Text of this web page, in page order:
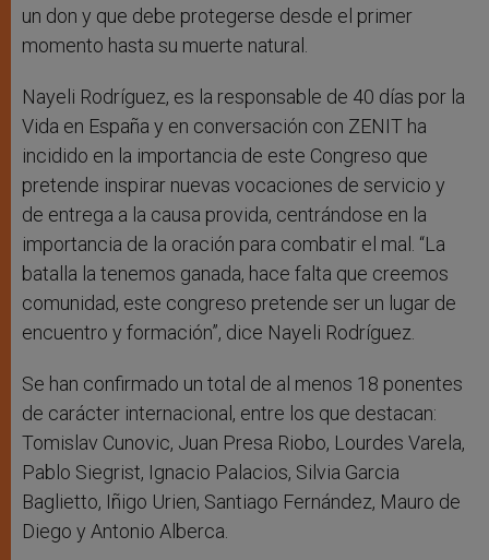
un don y que debe protegerse desde el primer
momento hasta su muerte natural.
Nayeli Rodríguez, es la responsable de 40 días por la
Vida en España y en conversación con ZENIT ha
incidido en la importancia de este Congreso que
pretende inspirar nuevas vocaciones de servicio y
de entrega a la causa provida, centrándose en la
importancia de la oración para combatir el mal. “La
batalla la tenemos ganada, hace falta que creemos
comunidad, este congreso pretende ser un lugar de
encuentro y formación”, dice Nayeli Rodríguez.
Se han confirmado un total de al menos 18 ponentes
de carácter internacional, entre los que destacan:
Tomislav Cunovic, Juan Presa Riobo, Lourdes Varela,
Pablo Siegrist, Ignacio Palacios, Silvia Garcia
Baglietto, Iñigo Urien, Santiago Fernández, Mauro de
Diego y Antonio Alberca.